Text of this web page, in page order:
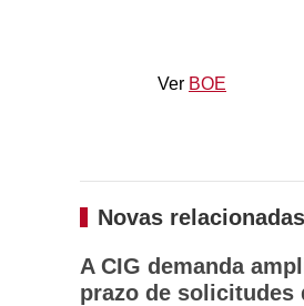
Ver BOE
Novas relacionadas
A CIG demanda
prazo de solicitudes